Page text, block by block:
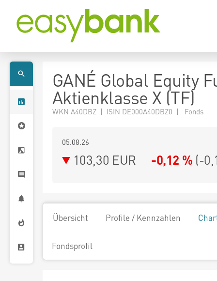
GANÉ Global Equity
Aktienklasse X (TF)
WKN A40DBZ | ISIN DE000A40DBZ0 | Fonds
05.08.26
103,30 EUR -0,12 % (-
Übersicht Profile / Kennzahlen
Fondsprofil